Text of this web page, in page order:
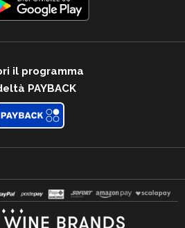
il programma
PAYBACK